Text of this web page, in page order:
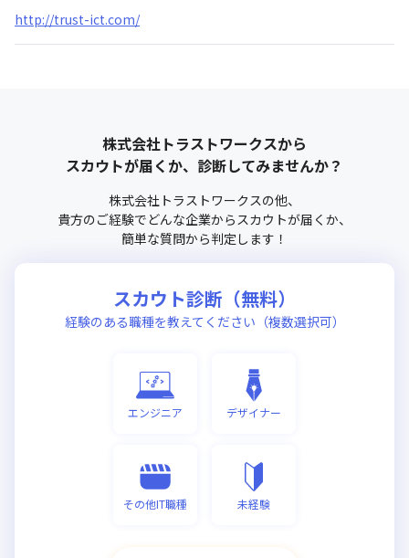
http://trust-ict.com/
株式会社トラストワークスから
スカウトが届くか、診断してみませんか？
株式会社トラストワークスの他、
貴方のご経験でどんな企業からスカウトが届くか、
簡単な質問から判定します！
スカウト診断（無料）
経験のある職種を教えてください（複数選択可）
エンジニア デザイナー
その他IT職種 未経験